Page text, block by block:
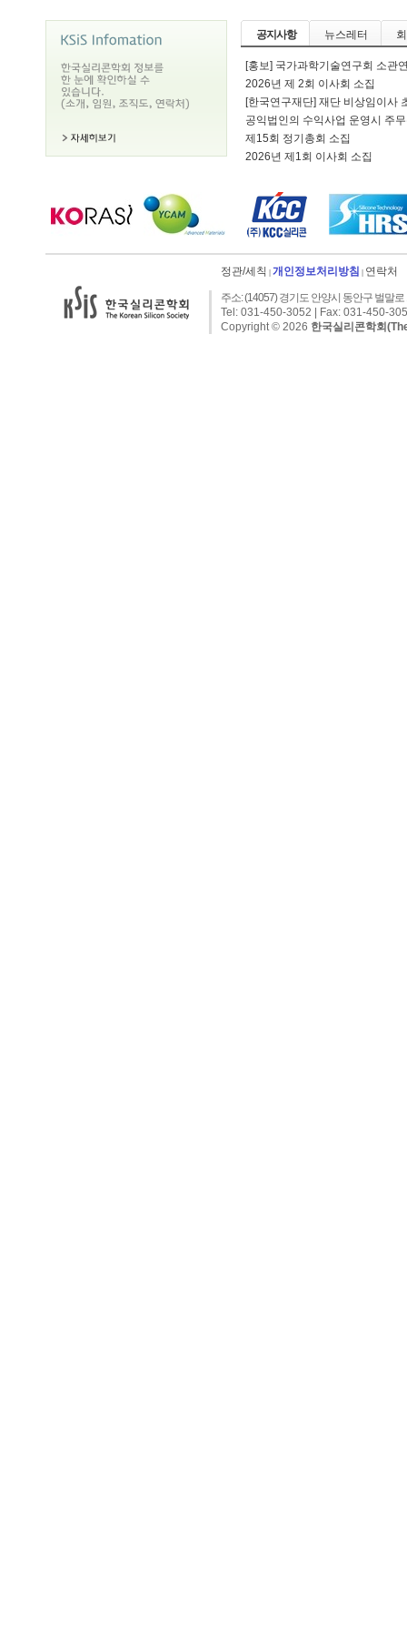
공지사항 뉴스레터
[홍보] 국가과학기술연구회 소관
2026년 제 2회 이사회 소집
[한국연구재단] 재단 비상임이사
공익법인의 수익사업 운영시 주
제15회 정기총회 소집
2026년 제1회 이사회 소집
정관/세칙 개인정보처리방침 연락처
주소: (14057) 경기도 안양시 동안구 벌말
Tel: 031-450-3052 | Fax: 031-450-
Copyright © 2026 한국실리콘학회